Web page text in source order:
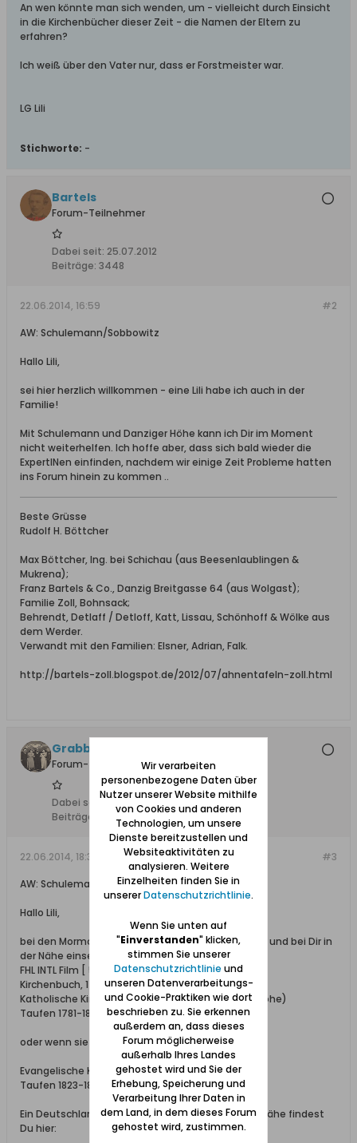
An wen könnte man sich wenden, um - vielleicht durch Einsicht
in die Kirchenbücher dieser Zeit - die Namen der Eltern zu
erfahren?
Ich weiß über den Vater nur, dass er Forstmeister war.
LG Lili
Stichworte: -
Bartels
Forum-Teilnehmer
Dabei seit: 25.07.2012
Beiträge: 3448
#2
22.06.2014, 16:59
AW: Schulemann/Sobbowitz
Hallo Lili,
sei hier herzlich willkommen - eine Lili habe ich auch in der
Familie!
Mit Schulemann und Danziger Höhe kann ich Dir im Moment
nicht weiterhelfen. Ich hoffe aber, dass sich bald wieder die
ExpertINen einfinden, nachdem wir einige Zeit Probleme hatten
ins Forum hinein zu kommen ..
Beste Grüsse
Rudolf H. Böttcher
Max Böttcher, Ing. bei Schichau (aus Beesenlaublingen &
Mukrena);
Franz Bartels & Co., Danzig Breitgasse 64 (aus Wolgast);
Familie Zoll, Bohnsack;
Behrendt, Detlaff / Detloff, Katt, Lissau, Schönhoff & Wölke aus
dem Werder.
Verwandt mit den Familien: Elsner, Adrian, Falk.
http://bartels-zoll.blogspot.de/2012/07/ahnentafeln-zoll.html
Grabbi
Forum-Teilnehmer
Dabei seit:16.01.2012
Beiträge:
433
#3
22.06.2014, 18:32
AW: Schulemann/Sobbowitz
Hallo Lili,
bei den Mormonen kannst Du Mikrofilme bestellen und bei Dir in
der Nähe einsehen:
FHL INTL Film [ 587521 ]
Kirchenbuch, 1766-1917
Katholische Kirche Groß Trampken (Kr. Danziger Höhe)
Taufen 1781-1853
oder wenn sie evangelisch waren:
Evangelische Kirche Sobbowitz (Kr. Dirschau)
Taufen 1823-1864 - FHL INTL Film [ 245764 ]
Ein Deutschland Family History Centers in deiner Nähe findest
Du hier:
Wir verarbeiten
personenbezogene Daten über
Nutzer unserer Website mithilfe
von Cookies und anderen
Technologien, um unsere
Dienste bereitzustellen und
Websiteaktivitäten zu
analysieren. Weitere
Einzelheiten finden Sie in
unsererDatenschutzrichtlinie.
Wenn Sie unten auf
"Einverstanden" klicken,
stimmen Sie unserer
Datenschutzrichtlinie und
unseren Datenverarbeitungs-
und Cookie-Praktiken wie dort
beschrieben zu. Sie erkennen
außerdem an, dass dieses
Forum möglicherweise
außerhalb Ihres Landes
gehostet wird und Sie der
Erhebung, Speicherung und
Verarbeitung Ihrer Daten in
dem Land, in dem dieses Forum
gehostet wird, zustimmen.